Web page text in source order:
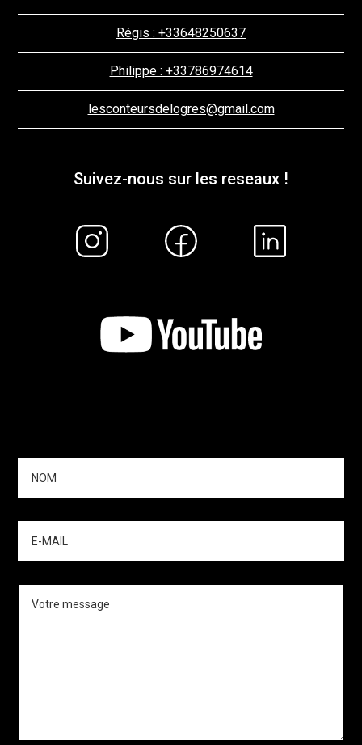
Régis : +33648250637
Philippe : +33786974614
lesconteursdelogres@gmail.com
Suivez-nous sur les reseaux !